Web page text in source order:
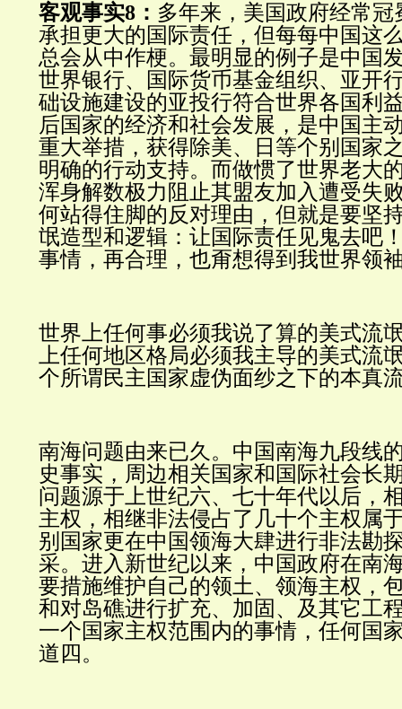
客观事实8： 多年来，美国政府经常
承担更大的国际责任，但每每中国这
总会从中作梗。最明显的例子是中国
世界银行、国际货币基金组织、亚开
础设施建设的亚投行符合世界各国利
后国家的经济和社会发展，是中国主
重大举措，获得除美、日等个别国家
明确的行动支持。而做惯了世界老大
浑身解数极力阻止其盟友加入遭受失
何站得住脚的反对理由，但就是要坚
氓造型和逻辑：让国际责任见鬼去吧
事情，再合理，也甭想得到我世界领
世界上任何事必须我说了算的美式流
上任何地区格局必须我主导的美式流
个所谓民主国家虚伪面纱之下的本真
南海问题由来已久。中国南海九段线
史事实，周边相关国家和国际社会长
问题源于上世纪六、七十年代以后，
主权，相继非法侵占了几十个主权属
别国家更在中国领海大肆进行非法勘
采。进入新世纪以来，中国政府在南
要措施维护自己的领土、领海主权，
和对岛礁进行扩充、加固、及其它工
一个国家主权范围内的事情，任何国
道四。